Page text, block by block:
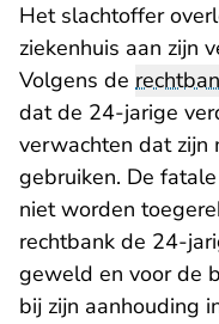
Het slachtoffer
ziekenhuis aan zijn
Volgens de
dat de 24-jarige
verwachten dat zijn
gebruiken. De
niet worden
rechtbank de 24-
geweld en voor de
bij zijn aanhouding